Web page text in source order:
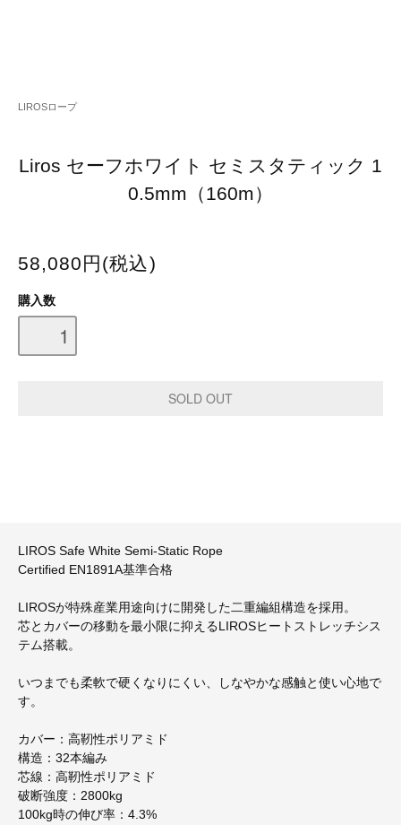
LIROSロープ
Liros セーフホワイト セミスタティック 1
0.5mm（160m）
58,080円(税込)
購入数
LIROS Safe White Semi-Static Rope
Certified EN1891A基準合格
LIROSが特殊産業用途向けに開発した二重編組構造を採用。
芯とカバーの移動を最小限に抑えるLIROSヒートストレッチシス
テム搭載。
いつまでも柔軟で硬くなりにくい、しなやかな感触と使い心地で
す。
カバー：高靭性ポリアミド
構造：32本編み
芯線：高靭性ポリアミド
破断強度：2800kg
100kg時の伸び率：4.3%